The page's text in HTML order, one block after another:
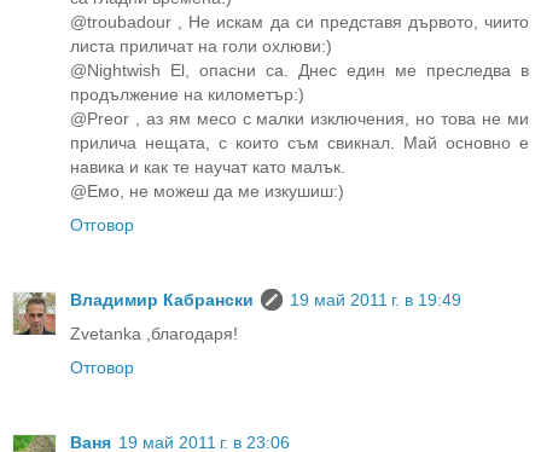
@troubadour , Не искам да си представя дървото, чиито
листа приличат на голи охлюви:)
@Nightwish El, опасни са. Днес един ме преследва в
продължение на километър:)
@Preor , аз ям месо с малки изключения, но това не ми
прилича нещата, с които съм свикнал. Май основно е
навика и как те научат като малък.
@Емо, не можеш да ме изкушиш:)
Отговор
Владимир Кабрански
19 май 2011 г. в 19:49
Zvetanka ,благодаря!
Отговор
Ваня 19 май 2011 г. в 23:06